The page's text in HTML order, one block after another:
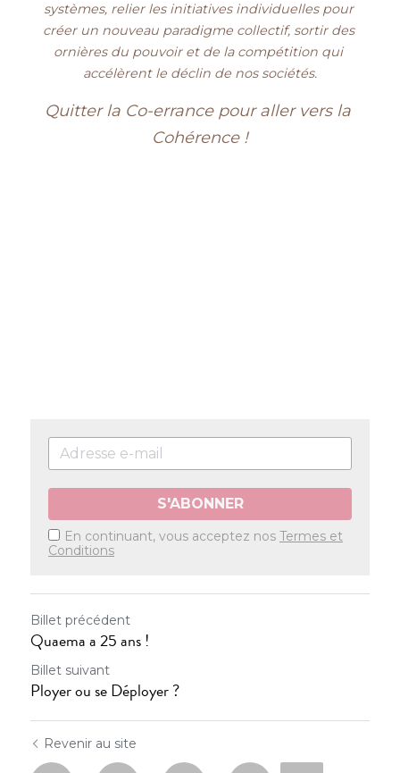
systèmes, relier les initiatives individuelles pour
créer un nouveau paradigme collectif, sortir des
ornières du pouvoir et de la compétition qui
accélèrent le déclin de nos sociétés.
Quitter la Co-errance pour aller vers la
Cohérence !
S'ABONNER
En continuant, vous acceptez nos Termes et
Conditions
Billet précédent
Quaema a 25 ans !
Billet suivant
Ployer ou se Déployer ?
Revenir au site